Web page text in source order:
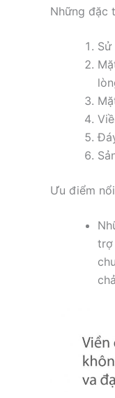
Những đặc
Ưu điểm
trợ